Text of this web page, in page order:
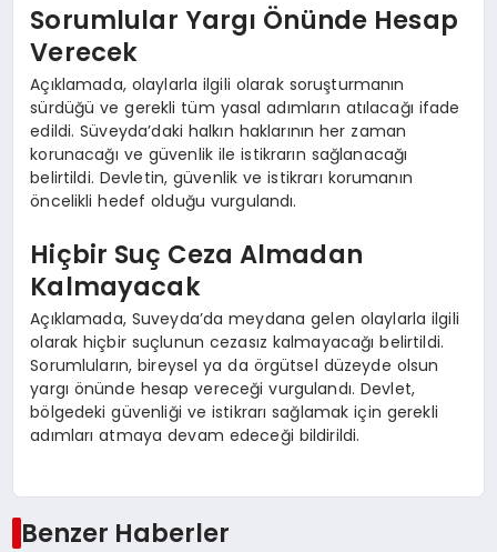
Sorumlular Yargı Önünde Hesap
Verecek
Açıklamada, olaylarla ilgili olarak soruşturmanın
sürdüğü ve gerekli tüm yasal adımların atılacağı ifade
edildi. Süveyda’daki halkın haklarının her zaman
korunacağı ve güvenlik ile istikrarın sağlanacağı
belirtildi. Devletin, güvenlik ve istikrarı korumanın
öncelikli hedef olduğu vurgulandı.
Hiçbir Suç Ceza Almadan
Kalmayacak
Açıklamada, Suveyda’da meydana gelen olaylarla ilgili
olarak hiçbir suçlunun cezasız kalmayacağı belirtildi.
Sorumluların, bireysel ya da örgütsel düzeyde olsun
yargı önünde hesap vereceği vurgulandı. Devlet,
bölgedeki güvenliği ve istikrarı sağlamak için gerekli
adımları atmaya devam edeceği bildirildi.
Benzer Haberler